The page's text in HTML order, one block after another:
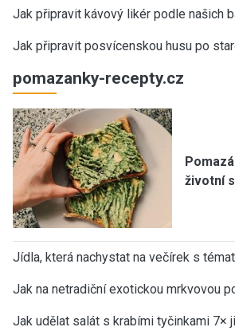
Jak připravit kávový likér podle našich
Jak připravit posvícenskou husu po
pomazanky-recepty.cz
životní
Jídla, která nachystat na večírek s
Jak na netradiční exotickou mrkvovou
Jak udělat salát s krabími tyčinkami 7×